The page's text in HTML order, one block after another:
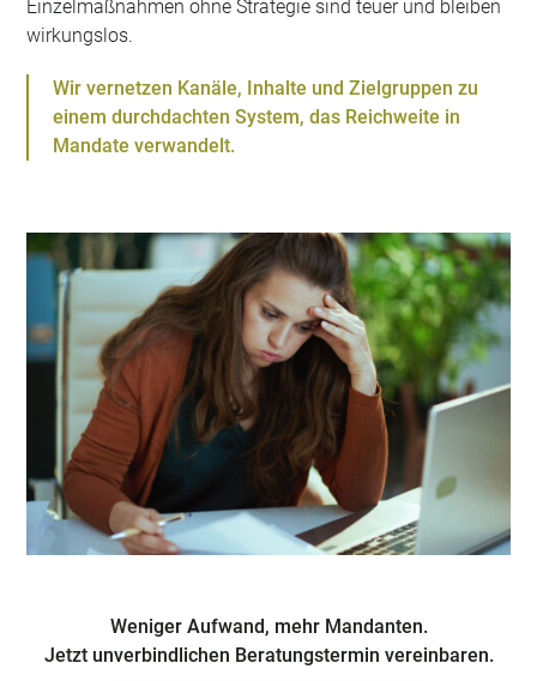
Einzelmaßnahmen ohne Strategie sind teuer und bleiben
wirkungslos.
Wir vernetzen Kanäle, Inhalte und Zielgruppen zu
einem durchdachten System, das Reichweite in
Mandate verwandelt.
Weniger Aufwand, mehr Mandanten.
Jetzt unverbindlichen Beratungstermin vereinbaren.